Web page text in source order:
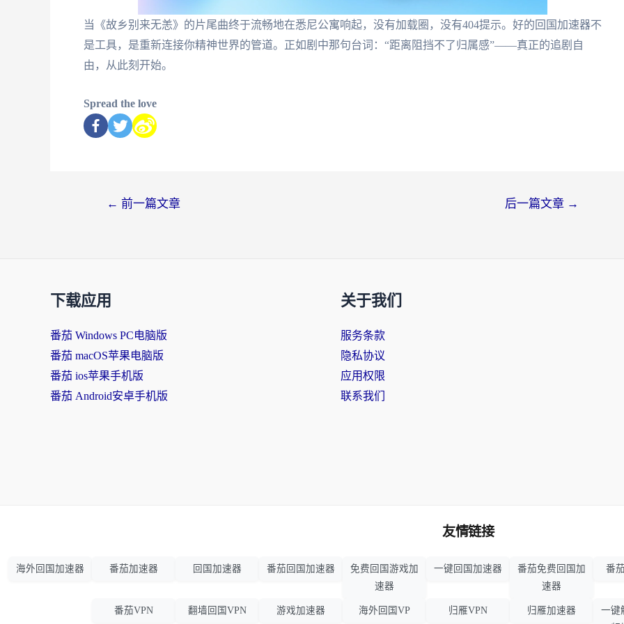
当《故乡别来无恙》的片尾曲终于流畅地在悉尼公寓响起，没有加载圈，没有404提示。好的回国加速器不
是工具，是重新连接你精神世界的管道。正如剧中那句台词：“距离阻挡不了归属感”——真正的追剧自
由，从此刻开始。
Spread the love
← 前一篇文章 后一篇文章 →
下载应用
番茄 Windows PC电脑版
番茄 macOS苹果电脑版
番茄 ios苹果手机版
番茄 Android安卓手机版
关于我们
服务条款
隐私协议
应用权限
联系我们
友情链接
海外回国加速器 番茄加速器 回国加速器 番茄回国加速器
免费回国游戏加
速器
一键回国加速器
番茄免费回国加
速器
番
番茄VPN 翻墙回国VPN 游戏加速器 海外回国VP 归雁VPN 归雁加速器
一键